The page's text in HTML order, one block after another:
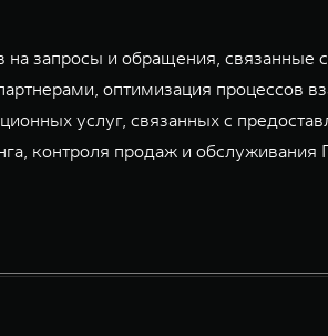
запросы и обращения, связанные
оптимизация процессов
услуг, связанных с
контроля продаж и обслуживания